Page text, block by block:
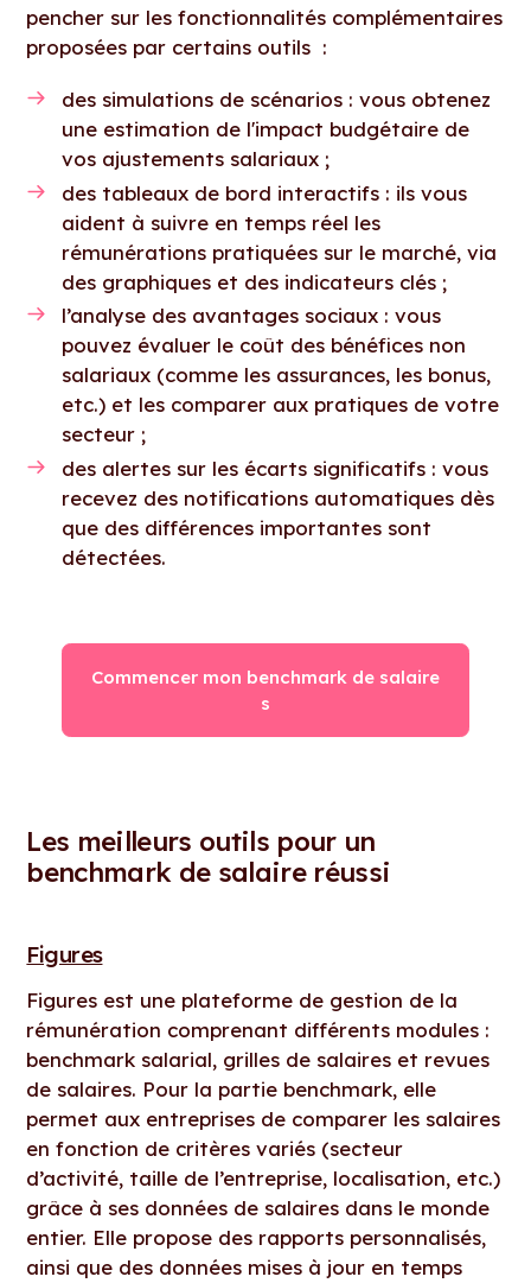
pencher sur les fonctionnalités complémentaires
proposées par certains outils :
des simulations de scénarios : vous obtenez
une estimation de l'impact budgétaire de
vos ajustements salariaux ;
des tableaux de bord interactifs : ils vous
aident à suivre en temps réel les
rémunérations pratiquées sur le marché, via
des graphiques et des indicateurs clés ;
l’analyse des avantages sociaux : vous
pouvez évaluer le coût des bénéfices non
salariaux (comme les assurances, les bonus,
etc.) et les comparer aux pratiques de votre
secteur ;
des alertes sur les écarts significatifs : vous
recevez des notifications automatiques dès
que des différences importantes sont
détectées.
Commencer mon benchmark de salaire
s
Les meilleurs outils pour un
benchmark de salaire réussi
Figures
Figures est une plateforme de gestion de la
rémunération comprenant différents modules :
benchmark salarial, grilles de salaires et revues
de salaires. Pour la partie benchmark, elle
permet aux entreprises de comparer les salaires
en fonction de critères variés (secteur
d’activité, taille de l’entreprise, localisation, etc.)
grâce à ses données de salaires dans le monde
entier. Elle propose des rapports personnalisés,
ainsi que des données mises à jour en temps